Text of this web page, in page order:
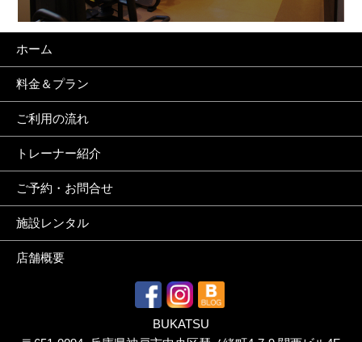
ホーム
料金＆プラン
ご利用の流れ
トレーナー紹介
ご予約・お問合せ
施設レンタル
店舗概要
BUKATSU